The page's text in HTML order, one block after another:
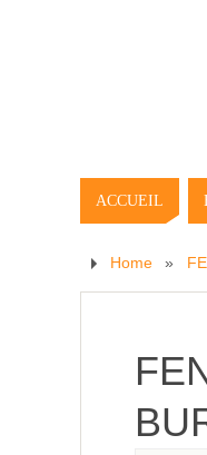
ACCUEIL
Home »